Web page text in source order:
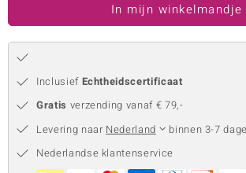
Collection
In mijn winkelmandje
Inclusief Echtheidscertificaat
Gratis verzending vanaf € 79,-
Levering naar Nederland
binnen 3-7
Nederlandse klantenservice